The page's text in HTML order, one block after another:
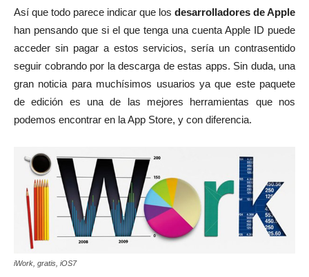
Así que todo parece indicar que los desarrolladores de Apple
han pensando que si el que tenga una cuenta Apple ID puede
acceder sin pagar a estos servicios, sería un contrasentido
seguir cobrando por la descarga de estas apps. Sin duda, una
gran noticia para muchísimos usuarios ya que este paquete
de edición es una de las mejores herramientas que nos
podemos encontrar en la App Store, y con diferencia.
iWork, gratis, iOS7